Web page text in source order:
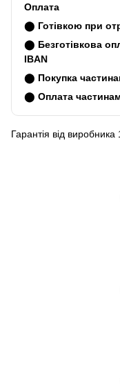
Оплата
⬤ Готівкою при
⬤ Безготівкова
IBAN
⬤ Покупка
⬤ Оплата
Гарантія від виробника